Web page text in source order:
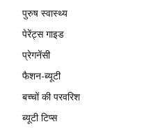
पुरुष स्वास्थ्य
पेरेंट्स गाइड
प्रेगनेंसी
फैशन-ब्यूटी
बच्चों की परवरिश
ब्यूटी टिप्स